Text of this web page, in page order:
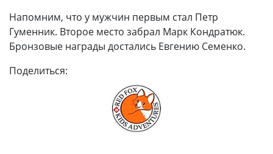
Напомним, что у мужчин первым стал Петр
Гуменник. Второе место забрал Марк Кондратюк.
Бронзовые награды достались Евгению Семенко.
Поделиться: